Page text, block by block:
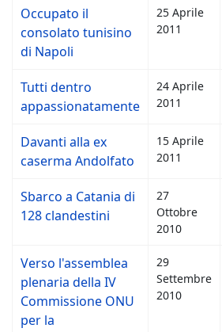
Occupato il
consolato tunisino
di Napoli
25 Aprile
2011
Tutti dentro
appassionatamente
24 Aprile
2011
Davanti alla ex
caserma Andolfato
15 Aprile
2011
Sbarco a Catania di
128 clandestini
27
Ottobre
2010
Verso l'assemblea
plenaria della IV
Commissione ONU
per la
29
Settembre
2010